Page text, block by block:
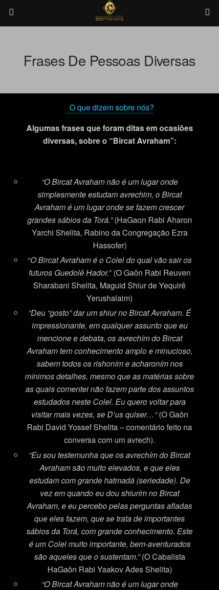
Frases De Pessoas Diversas
O que dizem sobre nós?
Algumas frases que foram ditas em ocasiões
diversas, sobre o “Bircat Avraham”:
“O Bircat Avraham não é um lugar onde
simplesmente estudam avrechim, o Bircat
Avraham é um lugar onde se fazem crescer
grandes sábios da Torá.”(HaGaon Rabi Aharon
Yarchi Shelita, Rabino da Congregação Ezra
Hassofer)
“O Bircat Avraham é o Colel do qual vão sair os
futuros Guedolê Hador.” (O Gaôn Rabi Reuven
Sharabani Shelita, Maguid Shiur de Yequirê
Yerushalaim)
“Deu “gosto” dar um shiur no Bircat Avraham. É
impressionante, em qualquer assunto que eu
mencione e debata, os avrechím do Bircat
Avraham tem conhecimento amplo e minucioso,
sabem todos os rishoním e acharoním nos
mínimos detalhes, mesmo que as matérias sobre
as quais comentei não fazem parte dos assuntos
estudados neste Colel. Eu quero voltar para
visitar mais vezes, se D’us quiser…“(O Gaôn
Rabi David Yossef Shelita – comentário feito na
conversa com um avrech).
“Eu sou testemunha que os avrechím do Bircat
Avraham são muito elevados, e que eles
estudam com grande hatmadá (seriedade). De
vez em quando eu dou shiurím no Bircat
Avraham, e eu percebo pelas perguntas afiadas
que eles fazem, que se trata de importantes
sábios da Torá, com grande conhecimento. Este
é um Colel muito importante, bem-aventurados
são aqueles que o sustentam.”(O Cabalista
HaGaôn Rabi Yaakov Ades Shelita)
“O Bircat Avraham não é um lugar onde